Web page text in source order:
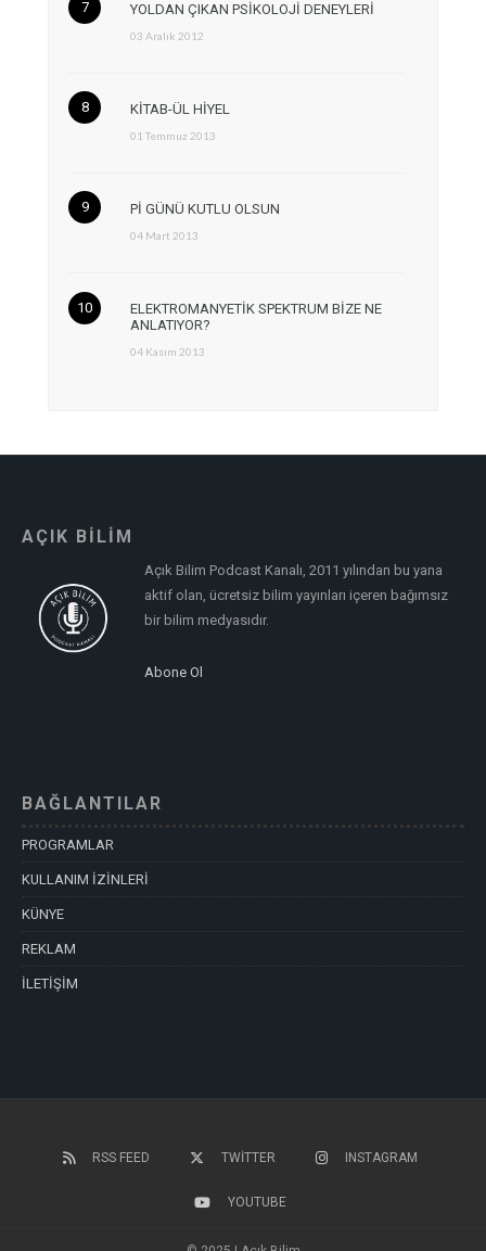
YOLDAN ÇIKAN PSİKOLOJİ DENEYLERİ
03 Aralık 2012
KİTAB-ÜL HİYEL
01 Temmuz 2013
Pİ GÜNÜ KUTLU OLSUN
04 Mart 2013
ELEKTROMANYETİK SPEKTRUM BİZE NE
ANLATIYOR?
04 Kasım 2013
AÇIK BİLİM
Açık Bilim Podcast Kanalı, 2011 yılından bu yana
aktif olan, ücretsiz bilim yayınları içeren bağımsız
bir bilim medyasıdır.
Abone Ol
BAĞLANTILAR
PROGRAMLAR
KULLANIM İZİNLERİ
KÜNYE
REKLAM
İLETİŞİM
RSS FEED TWITTER INSTAGRAM
YOUTUBE